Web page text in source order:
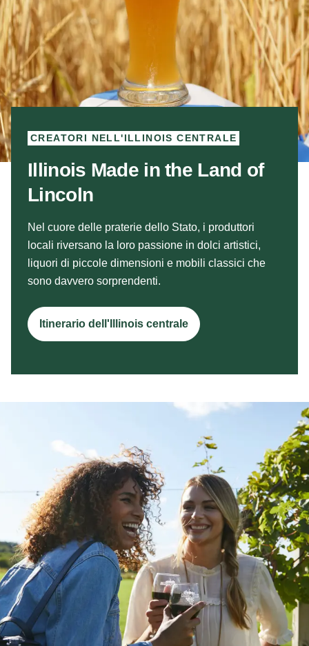
Illinois Made in the Land of
Lincoln
CREATORI NELL'ILLINOIS CENTRALE
Nel cuore delle praterie dello Stato, i produttori
locali riversano la loro passione in dolci artistici,
liquori di piccole dimensioni e mobili classici che
sono davvero sorprendenti.
Itinerario dell'Illinois centrale